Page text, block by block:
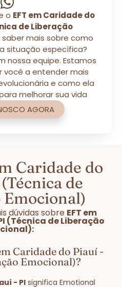
o EFT em Caridade do
de Liberação
saber mais sobre como
situação específica?
nossa equipe. Estamos
você a entender mais
e como ela
melhorar sua vida
AGORA
Caridade do
de
dúvidas sobre EFT em
(Técnica de Liberação
Caridade do Piauí -
Emocional)?
- PIsignifica Emotional